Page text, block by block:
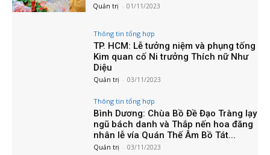
Quản trị - 01/11/2023
Thông tin tổng hợp
TP. HCM: Lễ tưởng niệm và phụng tống
Kim quan cố Ni trưởng Thích nữ Như
Diệu
Quản trị - 03/11/2023
Thông tin tổng hợp
Bình Dương: Chùa Bồ Đề Đạo Tràng lạy
ngũ bách danh và Thắp nến hoa đăng
nhân lễ vía Quán Thế Âm Bồ Tát...
Quản trị - 03/11/2023